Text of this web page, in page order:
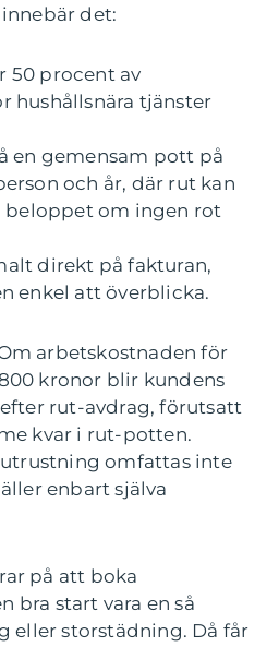
det:
50 procent av
hushållsnära tjänster
en gemensam pott på
och år, där rut kan
om ingen rot
direkt på fakturan,
enkel att överblicka.
arbetskostnaden för
kronor blir kundens
rut-avdrag, förutsatt
kvar i rut-potten.
omfattas inte
enbart själva
på att boka
bra start vara en så
eller storstädning. Då får